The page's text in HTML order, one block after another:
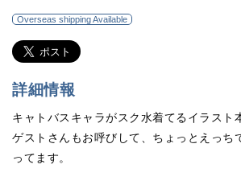
Overseas shipping Available
詳細情報
キャトバスキャラがスク水着てるイラスト
ゲストさんもお呼びして、ちょっとえっち
ってます。